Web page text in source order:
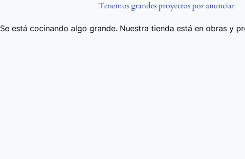
Tenemos grandes proyectos por anunciar
Se está cocinando algo grande. Nuestra tienda está en obras y